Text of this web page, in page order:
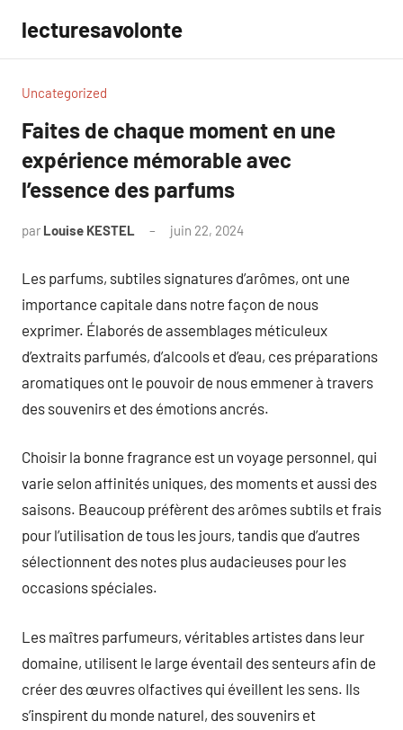
contenu
lecturesavolonte
Uncategorized
Faites de chaque moment en une
expérience mémorable avec
l’essence des parfums
par Louise KESTEL juin 22, 2024
Les parfums, subtiles signatures d’arômes, ont une
importance capitale dans notre façon de nous
exprimer. Élaborés de assemblages méticuleux
d’extraits parfumés, d’alcools et d’eau, ces préparations
aromatiques ont le pouvoir de nous emmener à travers
des souvenirs et des émotions ancrés.
Choisir la bonne fragrance est un voyage personnel, qui
varie selon affinités uniques, des moments et aussi des
saisons. Beaucoup préfèrent des arômes subtils et frais
pour l’utilisation de tous les jours, tandis que d’autres
sélectionnent des notes plus audacieuses pour les
occasions spéciales.
Les maîtres parfumeurs, véritables artistes dans leur
domaine, utilisent le large éventail des senteurs afin de
créer des œuvres olfactives qui éveillent les sens. Ils
s’inspirent du monde naturel, des souvenirs et